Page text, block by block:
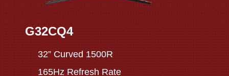
G32CQ4
32” Curved 1500R
165Hz Refresh Rate